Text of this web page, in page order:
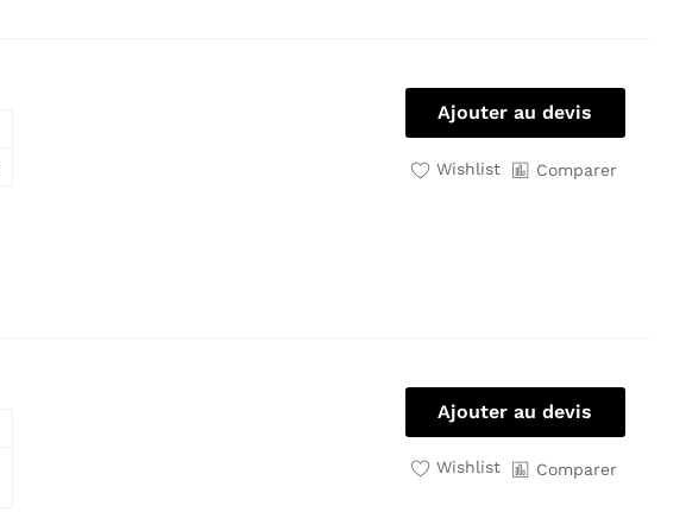
Ajouter au devis
Wishlist Comparer
Ajouter au devis
Wishlist Comparer